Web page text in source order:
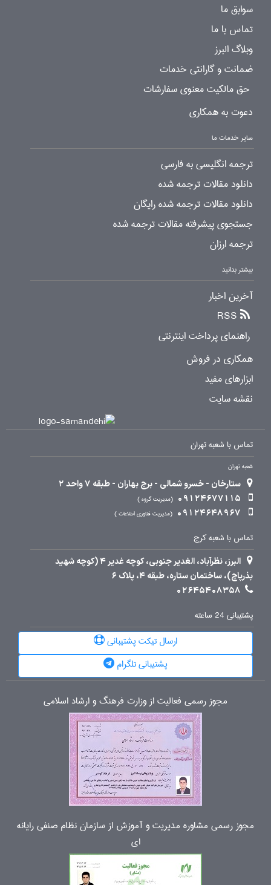
سوابق ما
تماس با ما
وبلاگ البرز
ضمانت و گارانتی خدمات
حق مالکیت معنوی سفارشات
دعوت به همکاری
سایر خدمات ما
ترجمه انگلیسی به فارسی
دانلود مقالات ترجمه شده
دانلود مقالات ترجمه شده رایگان
جستجوی پیشرفته مقالات ترجمه شده
ترجمه ارزان
بیشتر بدانید
آخرین اخبار
RSS
راهنمای پرداخت اینترنتی
همکاری در فروش
ابزارهای مفید
نقشه سایت
تماس با شعبه تهران
شعبه تهران
ستارخان - خسرو شمالی - برج بهاران - طبقه 7 واحد 2
09124677115
مدیریت گروه
09124648967 مدیریت فناوری اطلاعات
تماس با شعبه کرج
البرز، نظرآباد، الغدیر جنوبی، کوچه غدیر 4 (کوچه شهید
بذرپاچ)، ساختمان ستاره، طبقه 4، پلاک 6
02645408358
پشتیبانی 24 ساعته
ارسال تیکت پشتیبانی
پشتیبانی تلگرام
مجوز رسمی فعالیت از وزارت فرهنگ و ارشاد اسلامی
مجوز رسمی مشاوره مدیریت و آموزش از سازمان نظام صنفی رایانه
ای